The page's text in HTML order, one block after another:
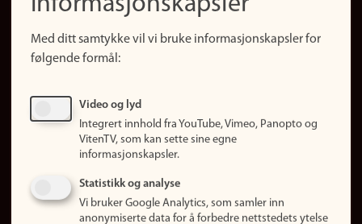
Finn studier
Ledige stillinger
Om nettstedet
Med ditt samtykke vil vi bruke informasjonskapsler for
følgende formål:
Video og lyd
Integrert innhold fra YouTube, Vimeo, Panopto og
VitenTV, som kan sette sine egne
informasjonskapsler.
Statistikk og analyse
Vi bruker Google Analytics, som samler inn
anonymiserte data for å forbedre nettstedets ytelse